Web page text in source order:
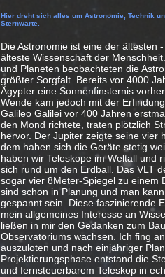
Hier dreht sich alles um Astronomie, Technik
Sternwarte.
Die Astronomie ist eine der ältesten
älteste Wissenschaft der
und Planeten beobachteten die
größter Sorgfalt. Bereits vor 4000
Ägypter eine Sonnenfinsternis
Wende kam jedoch mit der
Galileo Galilei vor 400 Jahren
den Mond richtete, traten plötzlich
hervor. Der Jupiter zeigte seine vier
dem haben sich die Geräte stetig
haben wir Teleskope im Weltall und
sich rund um den Erdball. Das VLT
sogar vier 8Meter-Spiegel zu einem
sind schon in Planung und man
gespannt sein. Diese faszinierende
mein allgemeines Interesse an
ließen in mir den Gedanken zum
Observatoriums wachsen. Ich fing
auszuloten und nach einjähriger
Projektierungsphase entstand die
und fernsteuerbarem Teleskop in